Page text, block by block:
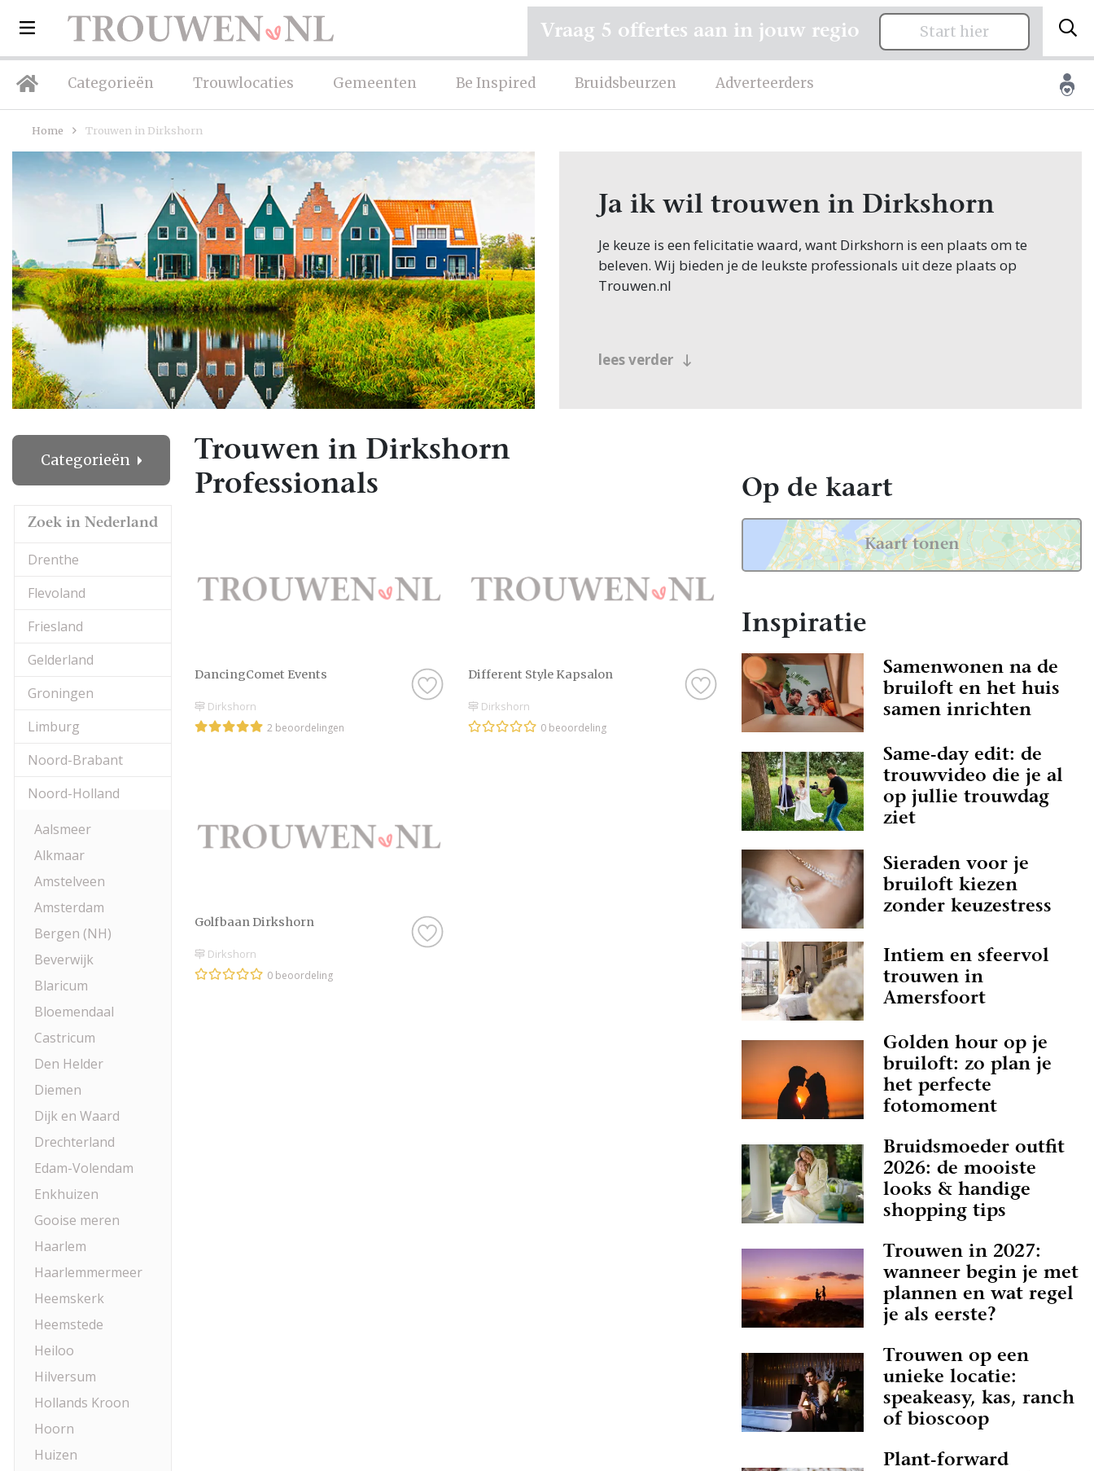
Categorieën Trouwlocaties Gemeenten Be Inspired Bruidsbeurzen Adverteerders
Vraag 5 offertes aan in jouw regio Start hier
Home Trouwen in Dirkshorn
Ja ik wil trouwen in Dirkshorn
Je keuze is een felicitatie waard, want Dirkshorn is een plaats om te
beleven. Wij bieden je de leukste professionals uit deze plaats op
Trouwen.nl
lees verder
Categorieën
Zoek in Nederland
Drenthe
Flevoland
Friesland
Gelderland
Groningen
Limburg
Noord-Brabant
Noord-Holland
Aalsmeer
Alkmaar
Amstelveen
Amsterdam
Bergen (NH)
Beverwijk
Blaricum
Bloemendaal
Castricum
Den Helder
Diemen
Dijk en Waard
Drechterland
Edam-Volendam
Enkhuizen
Gooise meren
Haarlem
Haarlemmermeer
Heemskerk
Heemstede
Heiloo
Hilversum
Hollands Kroon
Hoorn
Huizen
Trouwen in Dirkshorn
Professionals
DancingComet Events
Dirkshorn
2 beoordelingen
Different Style Kapsalon
Dirkshorn
0 beoordeling
Golfbaan Dirkshorn
Dirkshorn
0 beoordeling
Op de kaart
Kaart tonen
Inspiratie
Samenwonen na de
bruiloft en het huis
samen inrichten
Same-day edit: de
trouwvideo die je al
op jullie trouwdag
ziet
Sieraden voor je
bruiloft kiezen
zonder keuzestress
Intiem en sfeervol
trouwen in
Amersfoort
Golden hour op je
bruiloft: zo plan je
het perfecte
fotomoment
Bruidsmoeder outfit
2026: de mooiste
looks & handige
shopping tips
Trouwen in 2027:
wanneer begin je met
plannen en wat regel
je als eerste?
Trouwen op een
unieke locatie:
speakeasy, kas, ranch
of bioscoop
Plant-forward